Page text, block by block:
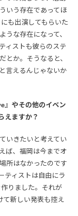
いう存在であってほ
も出演してもらいた
うな存在になって、
ィストも彼らのステ
とか。そうなると、
言えるんじゃないか
やその他のイベン
えますか？
いきたいと考えてい
ば、福岡は今までオ
所はなかったのです
ティストは自由にラ
りました。それが
て新しい発表も控え